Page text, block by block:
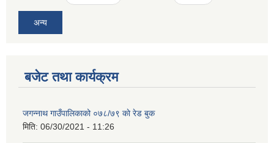
अन्य
बजेट तथा कार्यक्रम
जगन्नाथ गाउँपालिकाको ०७८/७९ काे रेड बुक
मिति: 06/30/2021 - 11:26